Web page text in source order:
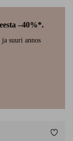
–40%*.
suuri annos